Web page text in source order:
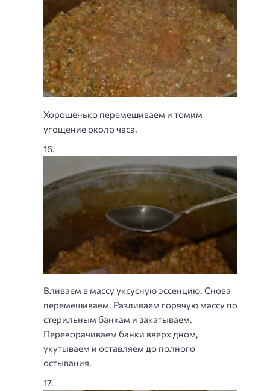
Хорошенько перемешиваем и томим
угощение около часа.
Вливаем в массу уксусную эссенцию. Снова
перемешиваем. Разливаем горячую массу по
стерильным банкам и закатываем.
Переворачиваем банки вверх дном,
укутываем и оставляем до полного
остывания.